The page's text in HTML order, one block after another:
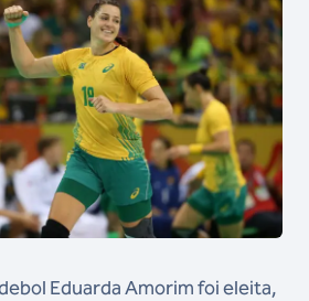
Eduarda Amorim foi eleita,